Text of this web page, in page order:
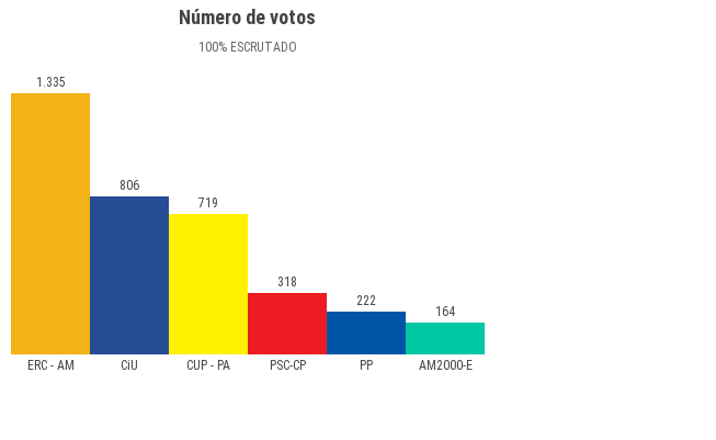
Número de votos
100%ESCRUTADO
ERC - AM CiU CUP - PA PSC-CP PP AM2000-E
1.335
806
719
318
222
164